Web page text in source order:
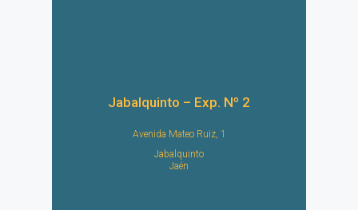
Jabalquinto – Exp. Nº 2
Avenida Mateo Ruiz, 1
Jabalquinto
Jaén